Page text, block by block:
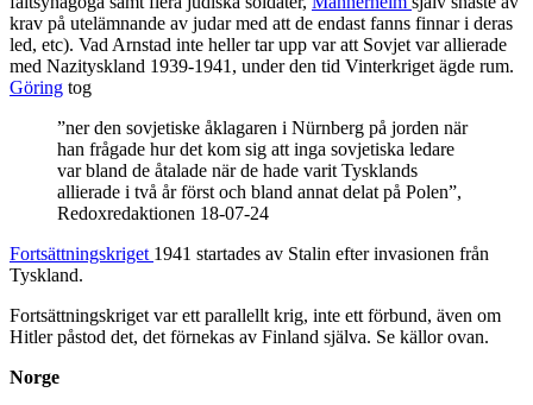
krav på utelämnande av judar med att de endast fanns finnar i deras
led, etc). Vad Arnstad inte heller tar upp var att Sovjet var allierade
med Nazityskland 1939-1941, under den tid Vinterkriget ägde rum.
Göring tog
”ner den sovjetiske åklagaren i Nürnberg på jorden när
han frågade hur det kom sig att inga sovjetiska ledare
var bland de åtalade när de hade varit Tysklands
allierade i två år först och bland annat delat på Polen”,
Redoxredaktionen 18-07-24
Fortsättningskriget 1941 startades av Stalin efter invasionen från
Tyskland.
Fortsättningskriget var ett parallellt krig, inte ett förbund, även om
Hitler påstod det, det förnekas av Finland själva. Se källor ovan.
Norge